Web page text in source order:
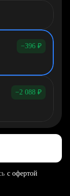
−396 ₽
−2 088 ₽
с офертой